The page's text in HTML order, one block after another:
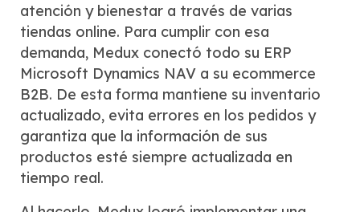
atención y bienestar a través de varias
tiendas online. Para cumplir con esa
demanda, Medux conectó todo su ERP
Microsoft Dynamics NAV a su ecommerce
B2B. De esta forma mantiene su inventario
actualizado, evita errores en los pedidos y
garantiza que la información de sus
productos esté siempre actualizada en
tiempo real.